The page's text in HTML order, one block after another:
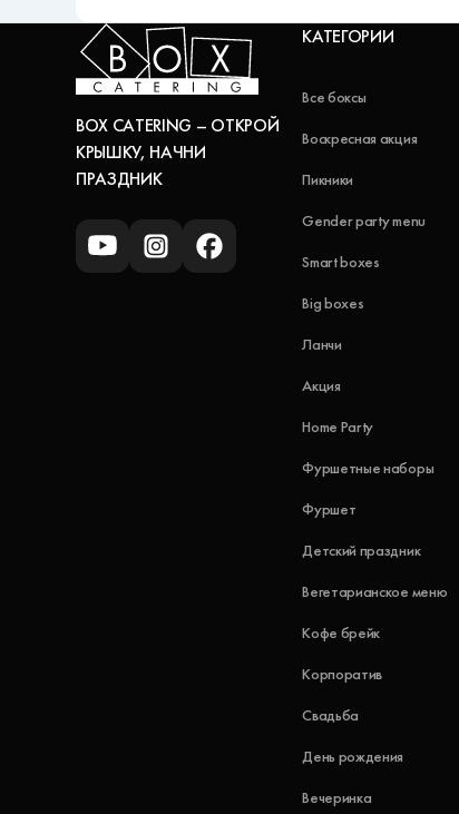
BOX CATERING – ОТКРОЙ
КРЫШКУ, НАЧНИ
ПРАЗДНИК
КАТЕГОРИИ
Все боксы
Воскресная акция
Пикники
Gender party menu
Smart boxes
Big boxes
Ланчи
Акция
Home Party
Фуршетные наборы
Фуршет
Детский праздник
Вегетарианское меню
Кофе брейк
Корпоратив
Свадьба
День рождения
Вечеринка